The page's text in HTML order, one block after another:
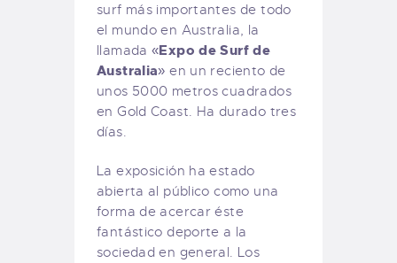
surf más importantes de todo
el mundo en Australia, la
llamada «Expo de Surf de
Australia» en un reciento de
unos 5000 metros cuadrados
en Gold Coast. Ha durado tres
días.
La exposición ha estado
abierta al público como una
forma de acercar éste
fantástico deporte a la
sociedad en general. Los